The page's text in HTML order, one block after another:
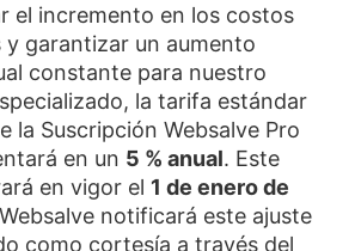
el incremento en los costos
y garantizar un aumento
constante para nuestro
la tarifa estándar
la Suscripción Websalve Pro
en un 5 % anual. Este
en vigor el 1 de enero de
notificará este ajuste
como cortesía a través del